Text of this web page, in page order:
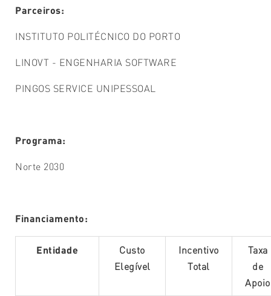
Parceiros:
INSTITUTO POLITÉCNICO DO PORTO
LINOVT - ENGENHARIA SOFTWARE
PINGOS SERVICE UNIPESSOAL
Programa:
Norte 2030
Financiamento:
Entidade
Custo
Elegível
Incentivo
Total
Taxa
de
Apoio